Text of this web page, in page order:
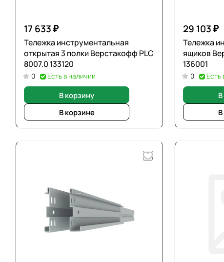
17 633 ₽
Тележка инструментальная
открытая 3 полки Верстакофф PLC
8007.0 133120
0 Есть в наличии
В корзину
В корзине
29 103 ₽
Тележка
ящиков
136001
0 Есть